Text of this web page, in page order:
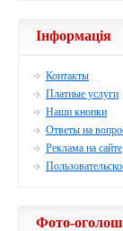
Інформація
Контакты
Платные услуги
Наши кнопки
Ответы на
Реклама на сайте
Фото-